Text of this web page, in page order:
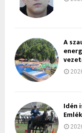
A
Idén